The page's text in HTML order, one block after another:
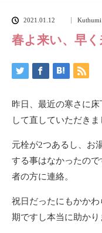
2021.01.12
春よ来い、早
昨日、最近の寒さに
して直していただきま
元栓が2つあるし、お
する事はなかったの
者の方に連絡。
祝日だったにもかか
期ですし本当に助かり